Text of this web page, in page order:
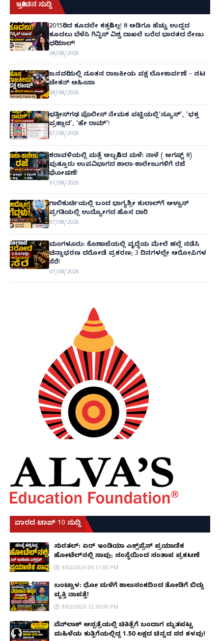
ಇತ್ತೀಚಿನ ಸುದ್ದಿ
2015ರಿಂದ ಕೂದಲೇ ಕತ್ತರಿಸಿಲ್ಲ! 8 ಅಡಿಗೂ ಹೆಚ್ಚು ಉದ್ದದ
ಕೂದಲು ಬೆಳೆಸಿ ಗಿನ್ನಿಸ್ ವಿಶ್ವ ದಾಖಲೆ ಬರೆದ ಭಾರತದ ರೇಣು
ಧರಿಯಾಲ್!
08/08/2026
ಜನವರಿಯಲ್ಲಿ ನೂತನ ರಾಜಕೀಯ ಪಕ್ಷ ಲೋಕಾರ್ಪಣೆ – ನಟ
ಚೇತನ್ ಅಹಿಂಸಾ
08/08/2026
ಛತ್ತೀಸ್‌ಗಢ ಪೊಲೀಸ್ ನೇಮಕ ಪಟ್ಟಿಯಲ್ಲಿ‘ನ್ಯೂಸ್’, ‘ಭಕ್ತ
ಪ್ರಹ್ಲಾದ’, ‘ಹೇ ರಾಮ್’!
07/08/2026
ಕರಾವಳಿಯಲ್ಲಿ ಮತ್ತೆ ಅಬ್ಬರಿಸಿದ ಮಳೆ: ನಾಳೆ ( ಆಗಷ್ಟ್ 8)
ಪುತ್ತೂರು ಉಪವಿಭಾಗದ ಶಾಲಾ-ಕಾಲೇಜುಗಳಿಗೆ ರಜೆ
ಘೋಷಣೆ!
07/08/2026
ಗಾಲಿಕುರ್ಚಿಯಲ್ಲಿ ಬಂದ ಭಾಗ್ಯಶ್ರೀ ಕುಲಾಲ್‌ಗೆ ಆಳ್ವಾಸ್
ಪ್ರಗತಿಯಲ್ಲಿ ಉದ್ಯೋಗದ ಹೊಸ ದಾರಿ
07/08/2026
ಮಂಗಳೂರು: ಕೊಣಾಜೆಯಲ್ಲಿ ವೃದ್ಧೆಯ ಮೇಲೆ ಹಲ್ಲೆ ನಡೆಸಿ
ಚಿನ್ನಾಭರಣ ದರೋಡೆ ಪ್ರಕರಣ; 3 ದಿನಗಳಲ್ಲೇ ಆರೋಪಿಗಳ
ಸೆರೆ!
07/08/2026
ವಾರದ ಟಾಪ್ 10 ಸುದ್ದಿ
ಸುರತ್ಕಲ್: ಏರ್ ಇಂಡಿಯಾ ಎಕ್ಸ್‌ಪ್ರೆಸ್ ಪ್ರಯಾಣಿಕ
ಹೋಟೆಲ್‌ನಲ್ಲಿ ಸಾವು; ಸಂಸ್ಥೆಯಿಂದ ಸಂತಾಪ ಪ್ರಕಟಣೆ
8/02/2026 06:11:00 PM
ಬಂಟ್ವಾಳ: ಧೋ ಮಳೆಗೆ ಕಾಲುಸಂಕದಿಂದ ತೋಡಿಗೆ ಬಿದ್ದು
ವ್ಯಕ್ತಿ ನಾಪತ್ತೆ!
8/02/2026 12:36:00 PM
ವೆನ್‌ಲಾಕ್ ಆಸ್ಪತ್ರೆಯಲ್ಲಿ ಚಿಕಿತ್ಸೆಗೆ ಬಂದಾಗ ಮೃತಪಟ್ಟ
ಮಹಿಳೆಯ ಕುತ್ತಿಗೆಯಲ್ಲಿದ್ದ ₹1.50 ಲಕ್ಷದ ಚಿನ್ನದ ಸರ ಕಳವು!